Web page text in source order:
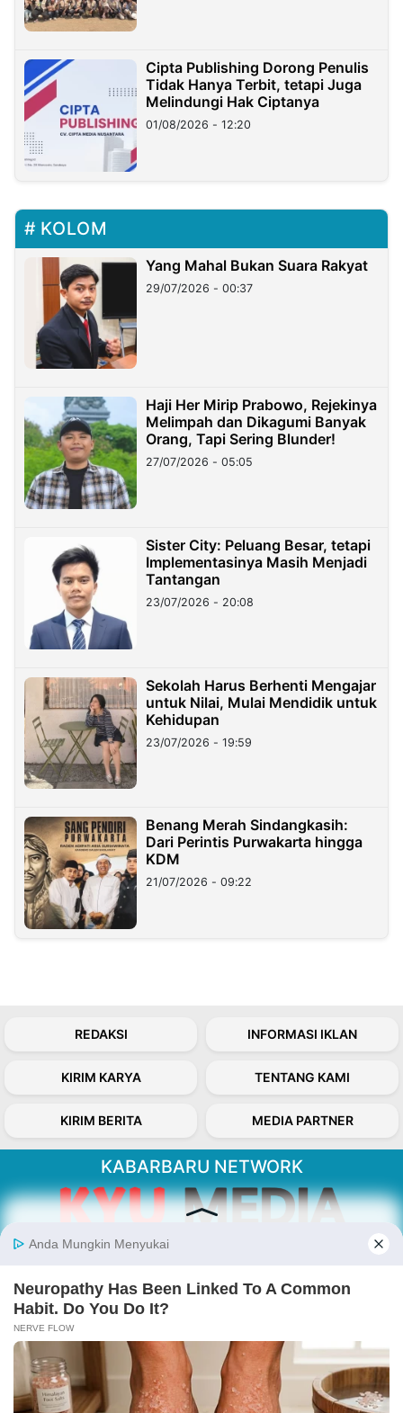
Cipta Publishing Dorong Penulis
Tidak Hanya Terbit, tetapi Juga
Melindungi Hak Ciptanya
01/08/2026 - 12:20
KOLOM
Yang Mahal Bukan Suara Rakyat
29/07/2026 - 00:37
Haji Her Mirip Prabowo, Rejekinya
Melimpah dan Dikagumi Banyak
Orang, Tapi Sering Blunder!
27/07/2026 - 05:05
Sister City: Peluang Besar, tetapi
Implementasinya Masih Menjadi
Tantangan
23/07/2026 - 20:08
Sekolah Harus Berhenti Mengajar
untuk Nilai, Mulai Mendidik untuk
Kehidupan
23/07/2026 - 19:59
Benang Merah Sindangkasih:
Dari Perintis Purwakarta hingga
KDM
21/07/2026 - 09:22
REDAKSI INFORMASI IKLAN
KIRIM KARYA TENTANG KAMI
KIRIM BERITA MEDIA PARTNER
KABARBARU NETWORK
Kabarbaru.co menyajikan berita aktual dan
Follow Kabarbaru